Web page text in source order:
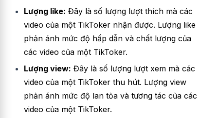
Lượng like: Đây là số lượng lượt thích mà các
video của một TikToker nhận được. Lượng like
phản ánh mức độ hấp dẫn và chất lượng của
các video của một TikToker.
Lượng view: Đây là số lượng lượt xem mà các
video của một TikToker thu hút. Lượng view
phản ánh mức độ lan tỏa và tương tác của các
video của một TikToker.